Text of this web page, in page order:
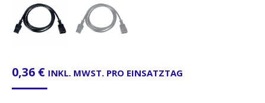
0,36 € INKL. MWST. PRO EINSATZTAG